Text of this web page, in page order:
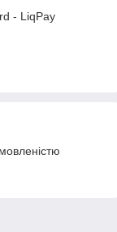
- LiqPay